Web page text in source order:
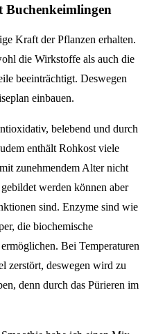
Buchenkeimlingen
Kraft der Pflanzen erhalten.
die Wirkstoffe als auch die
beeinträchtigt. Deswegen
einbauen.
belebend und durch
enthält Rohkost viele
zunehmendem Alter nicht
werden können aber
sind. Enzyme sind wie
die biochemische
Bei Temperaturen
zerstört, deswegen wird zu
denn durch das Pürieren im